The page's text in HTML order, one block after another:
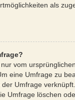
als
vom
eine Umfrage zu
Umfrage
Umfrage löschen